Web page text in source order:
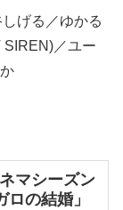
げる／ゆかる
SIREN)／ユー
マシーズン
の結婚」